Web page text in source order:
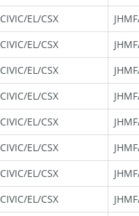
CIVIC/EL/CSX
CIVIC/EL/CSX
CIVIC/EL/CSX
CIVIC/EL/CSX
CIVIC/EL/CSX
CIVIC/EL/CSX
CIVIC/EL/CSX
CIVIC/EL/CSX